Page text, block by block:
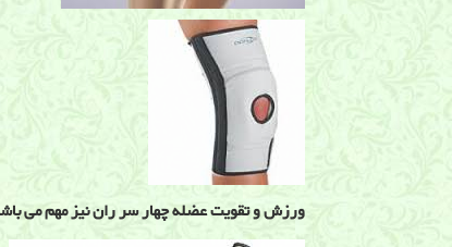
ورزش و تقویت عضله چهار سر ران نیز مهم می